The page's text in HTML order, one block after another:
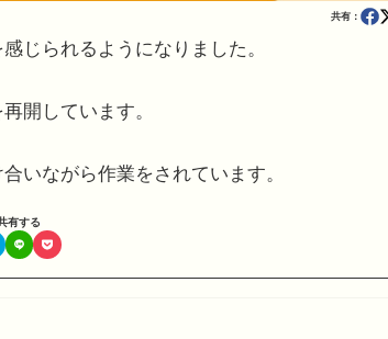
共有：
じられるようになりました。
開しています。
いながら作業をされています。
有する